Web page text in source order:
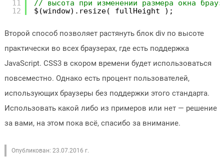
11
12
// высота при изменении размера окна
$(window).resize( fullHeight );
Второй способ позволяет растянуть блок div по высоте
практически во всех браузерах, где есть поддержка
JavaScript. CSS3 в скором времени будет использоваться
повсеместно. Однако есть процент пользователей,
использующих браузеры без поддержки этого стандарта.
Использовать какой либо из примеров или нет — решение
за вами, на этом пока всё, спасибо за внимание.
Опубликован: 23.07.2016 г.